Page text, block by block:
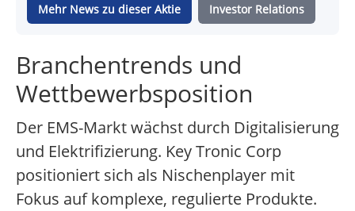
Mehr News zu dieser Aktie Investor Relations
Branchentrends und
Wettbewerbsposition
Der EMS-Markt wächst durch Digitalisierung
und Elektrifizierung. Key Tronic Corp
positioniert sich als Nischenplayer mit
Fokus auf komplexe, regulierte Produkte.